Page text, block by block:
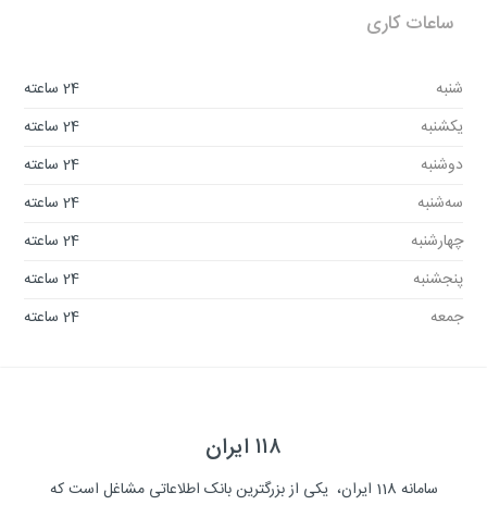
ساعات کاری
شنبه
24 ساعته
یکشنبه
24 ساعته
دوشنبه
24 ساعته
سه‌شنبه
24 ساعته
چهارشنبه
24 ساعته
پنجشنبه
24 ساعته
جمعه
24 ساعته
۱۱۸ ایران
سامانه 118 ایران، یکی از بزرگترین بانک اطلاعاتی مشاغل است که